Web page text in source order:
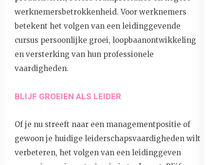
werknemersbetrokkenheid. Voor werknemers
betekent het volgen van een leidinggevende
cursus persoonlijke groei, loopbaanontwikkeling
en versterking van hun professionele
vaardigheden.
BLIJF GROEIEN ALS LEIDER
Of je nu streeft naar een managementpositie of
gewoon je huidige leiderschapsvaardigheden wilt
verbeteren, het volgen van een leidinggeven